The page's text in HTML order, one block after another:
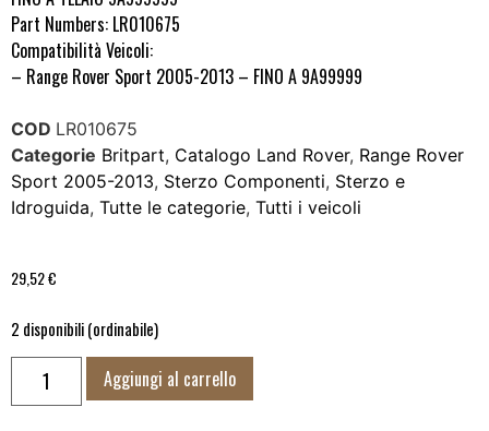
Part Numbers: LR010675
Compatibilità Veicoli:
– Range Rover Sport 2005-2013 – FINO A 9A99999
COD LR010675
Categorie Britpart, Catalogo Land Rover, Range Rover
Sport 2005-2013, Sterzo Componenti, Sterzo e
Idroguida, Tutte le categorie, Tutti i veicoli
29,52€
2 disponibili (ordinabile)
Aggiungi al carrello